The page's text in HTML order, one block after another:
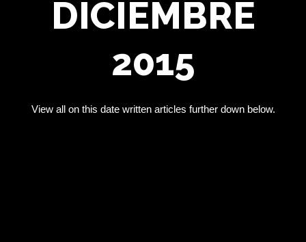
DICIEMBRE
2015
View all on this date written articles further down below.